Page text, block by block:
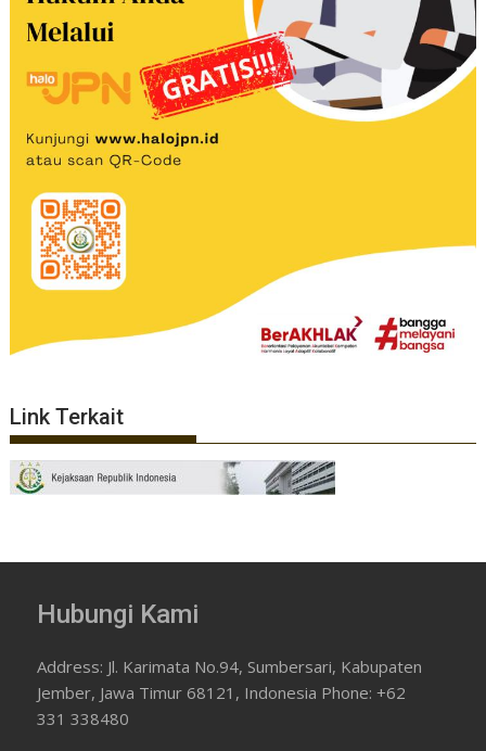
Link Terkait
Hubungi Kami
Address: Jl. Karimata No.94, Sumbersari, Kabupaten
Jember, Jawa Timur 68121, Indonesia Phone: +62
331 338480